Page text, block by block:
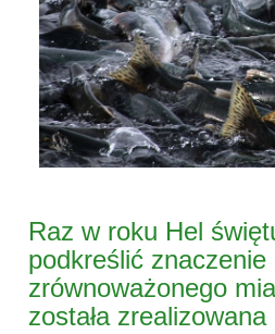
Raz w roku Hel
podkreślić znaczenie
zrównoważonego
została